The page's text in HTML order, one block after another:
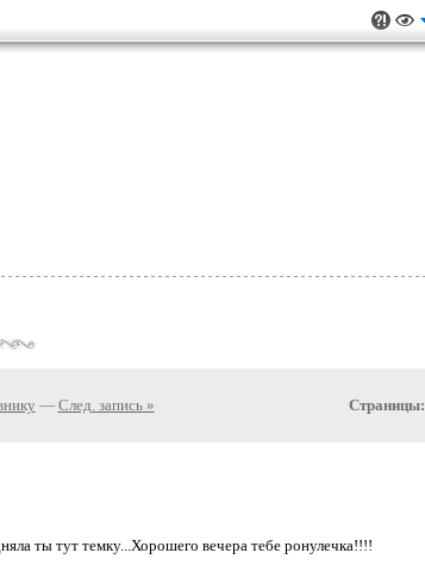
— След. запись » Страницы:
ты тут темку...Хорошего вечера тебе ронулечка!!!!